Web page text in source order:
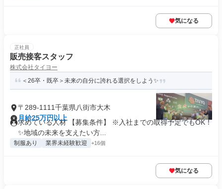
気になる
正社員
販売接客スタッフ
株式会社タイヨー
＜26卒・既卒＞未来の自分に誇れる選択をしよう✨
〒289-1111千葉県八街市大木
月給25万円以上
求めている人材 【募集条件】 ※入社までの取得予定でもOK！
✨地域の未来を支えたい方...
制服あり 業界未経験歓迎 +16個
気になる